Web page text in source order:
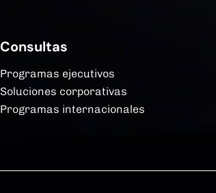
Consultas
Programas ejecutivos
Soluciones corporativas
Programas internacionales